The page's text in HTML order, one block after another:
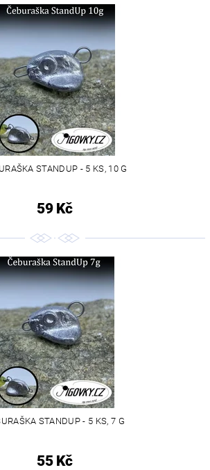
STANDUP - 5 KS, 10 G
59 Kč
STANDUP - 5 KS, 7 G
55 Kč